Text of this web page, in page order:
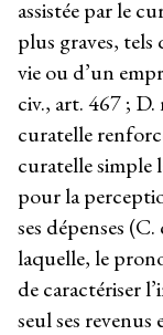
assistée par le
plus graves, tels
vie ou d’un
civ., art. 467 ;
curatelle
curatelle simple
pour la
ses dépenses
laquelle, le
de caractériser
seul ses